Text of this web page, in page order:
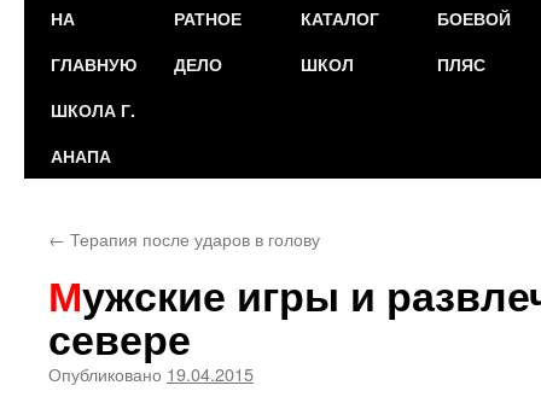
Перейти
содержимому
НА
ГЛАВНУЮ
РАТНОЕ
ДЕЛО
КАТАЛОГ
ШКОЛ
БОЕВОЙ
ПЛЯС
ШКОЛА Г.
АНАПА
← Терапия после ударов в голову
Мужские игры и развлечения на Русском
севере
Опубликовано 19.04.2015